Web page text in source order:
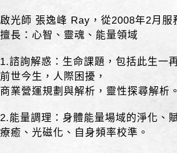
啟光師 張逸峰 Ray，從2008年2月服
擅長：心智、靈魂、能量領域
1.諮詢解惑：生命課題，包括此生一
前世今生，人際困擾，
商業營運規劃與解析，靈性探尋解析
2.能量調理：身體能量場域的淨化、
療癒、光磁化、自身頻率校準。